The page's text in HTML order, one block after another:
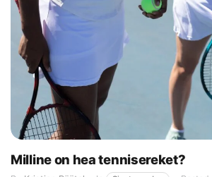
Milline on hea tennisereket?